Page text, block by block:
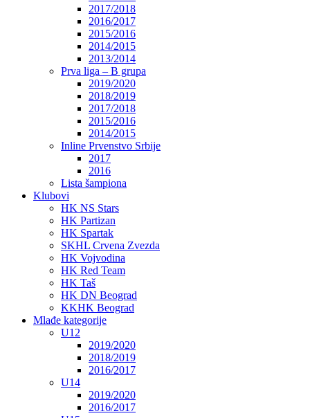
2017/2018
2016/2017
2015/2016
2014/2015
2013/2014
Prva liga – B grupa
2019/2020
2018/2019
2017/2018
2015/2016
2014/2015
Inline Prvenstvo Srbije
2017
2016
Lista šampiona
Klubovi
HK NS Stars
HK Partizan
HK Spartak
SKHL Crvena Zvezda
HK Vojvodina
HK Red Team
HK Taš
HK DN Beograd
KKHK Beograd
Mlađe kategorije
U12
2019/2020
2018/2019
2016/2017
U14
2019/2020
2016/2017